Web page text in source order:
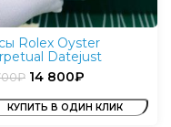
Rolex Oyster
Datejust
₽ 14 800₽
КУПИТЬ В ОДИН КЛИК